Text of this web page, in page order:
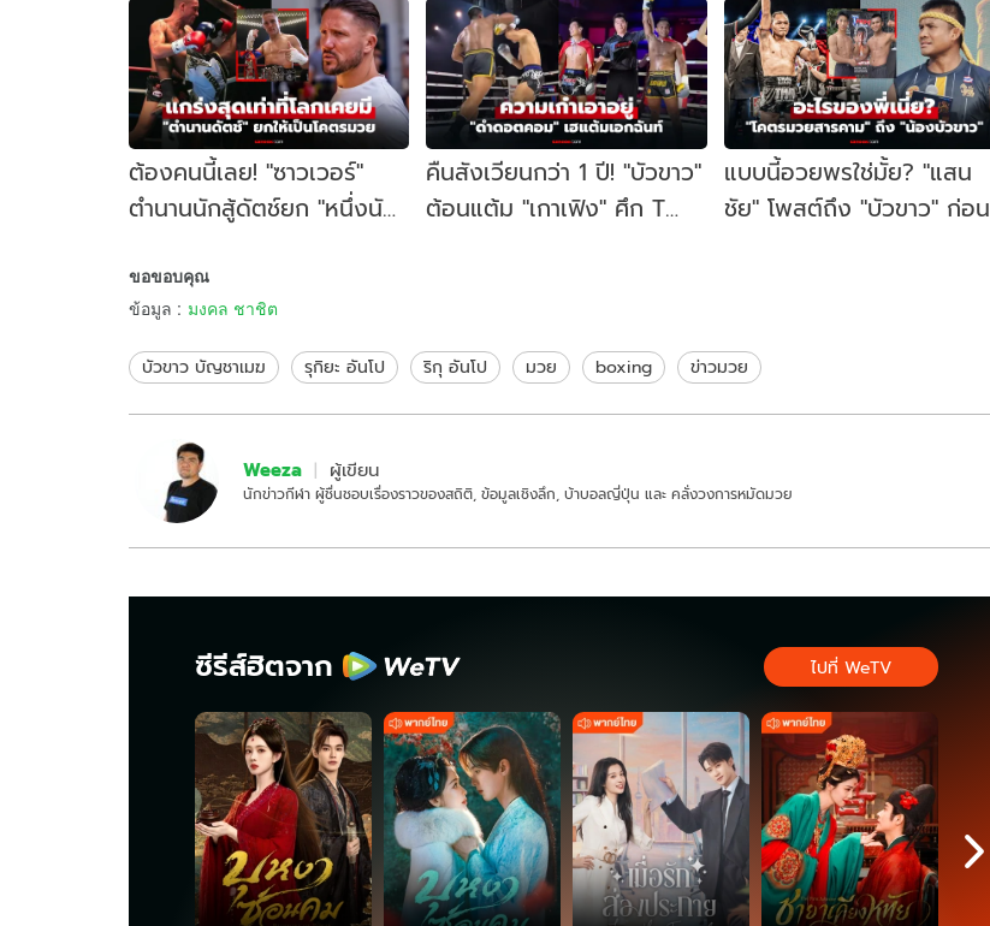
(ภาพ)
ต้องคนนี้เลย! "ซาวเวอร์"
ตำนานนักสู้ดัตช์ยก "หนึ่งนัก
(คลิป)
คืนสังเวียนกว่า 1 ปี! "บัวขาว"
ต้อนแต้ม "เกาเฟิง" ศึก T
แบบนี้อวยพรใช่มั้ย? "แสน
ชัย" โพสต์ถึง "บัวขาว" ก่อน
ขอขอบคุณ
ข้อมูล : มงคล ชาชิต
บัวขาว บัญชาเมฆ รุกิยะ อันโป ริกุ อันโป มวย boxing ข่าวมวย
Weeza ผู้เขียน
นักข่าวกีฬา ผู้ชื่นชอบเรื่องราวของสถิติ, ข้อมูลเชิงลึก, บ้าบอลญี่ปุ่น และ คลั่งวงการหมัดมวย
ซีรีส์ฮิตจาก ไปที่ WeTV